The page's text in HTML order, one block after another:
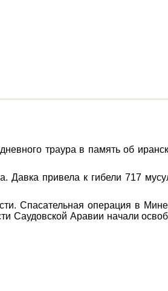
траура в память об
Давка привела к гибели 717
Спасательная операция в Мине
Саудовской Аравии начали